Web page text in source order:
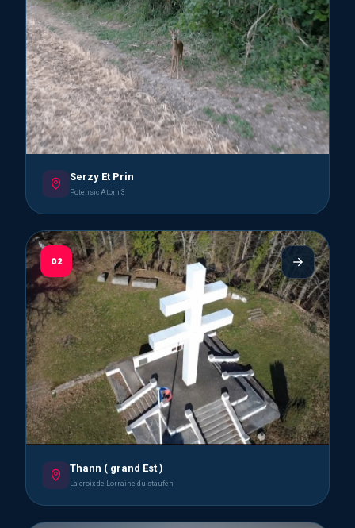
Serzy Et Prin
Potensic Atom 3
02
Thann ( grand Est )
La croix de Lorraine du staufen